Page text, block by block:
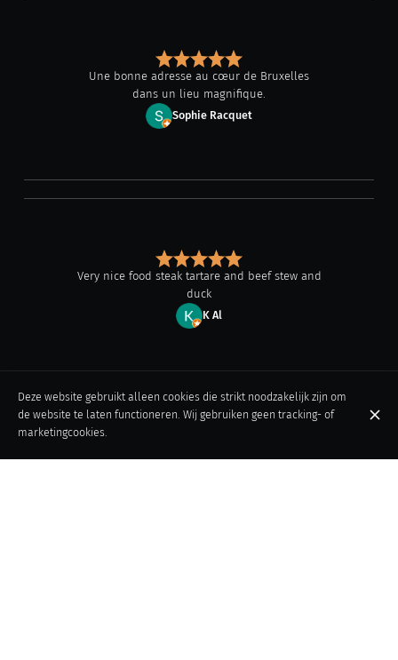
Une bonne adresse au cœur de Bruxelles
dans un lieu magnifique.
Sophie Racquet
Very nice food steak tartare and beef stew and
duck
K Al
Deze website gebruikt alleen cookies die strikt noodzakelijk zijn om
de website te laten functioneren. Wij gebruiken geen tracking- of
marketingcookies.